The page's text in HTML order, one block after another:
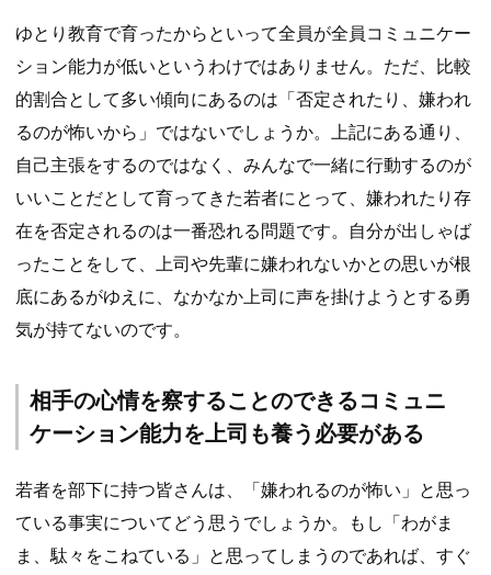
ゆとり教育で育ったからといって全員が全員コミュニケー
ション能力が低いというわけではありません。ただ、比較
的割合として多い傾向にあるのは「否定されたり、嫌われ
るのが怖いから」ではないでしょうか。上記にある通り、
自己主張をするのではなく、みんなで一緒に行動するのが
いいことだとして育ってきた若者にとって、嫌われたり存
在を否定されるのは一番恐れる問題です。自分が出しゃば
ったことをして、上司や先輩に嫌われないかとの思いが根
底にあるがゆえに、なかなか上司に声を掛けようとする勇
気が持てないのです。
相手の心情を察することのできるコミュニ
ケーション能力を上司も養う必要がある
若者を部下に持つ皆さんは、「嫌われるのが怖い」と思っ
ている事実についてどう思うでしょうか。もし「わがま
ま、駄々をこねている」と思ってしまうのであれば、すぐ